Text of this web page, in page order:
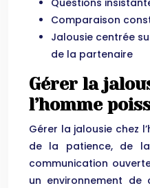
Questions
Comparaison
Jalousie centrée
de la partenaire
Gérer la
l’homme
Gérer la jalousie chez
de la patience, de
communication
un environnement